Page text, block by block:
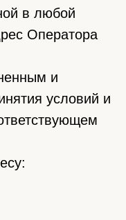
в любой
Оператора
и
условий и